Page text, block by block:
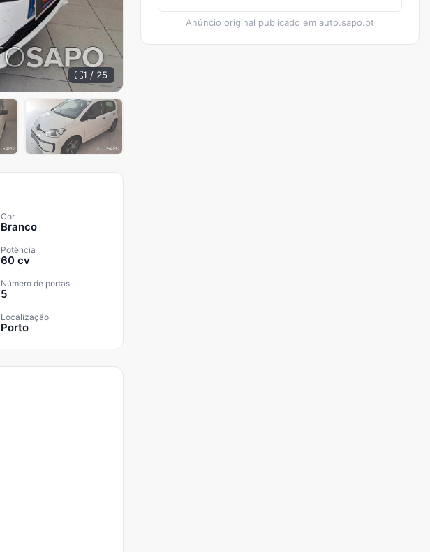
1 / 25
Anúncio original publicado em auto.sapo.pt
Cor
Branco
Potência
60 cv
Número de portas
5
Localização
Porto